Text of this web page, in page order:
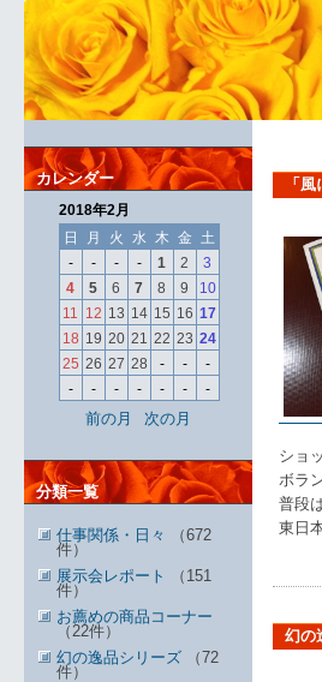
「
ショ
ボラ
普段
東日
幻の
カレンダー
2018年2月
日
月 火 水 木 金 土
-
- - - 1 2
3
4
5 6 7 8 9
10
11 12 13 14 15 16 17
18 19 20 21 22 23 24
25 26 27 28 - -
-
-
- - - - - -
前の月 次の月
分類一覧
仕事関係・日々
（672
件）
展示会レポート
（151
件）
お薦めの商品コーナー
（22件）
幻の逸品シリーズ （72
件）